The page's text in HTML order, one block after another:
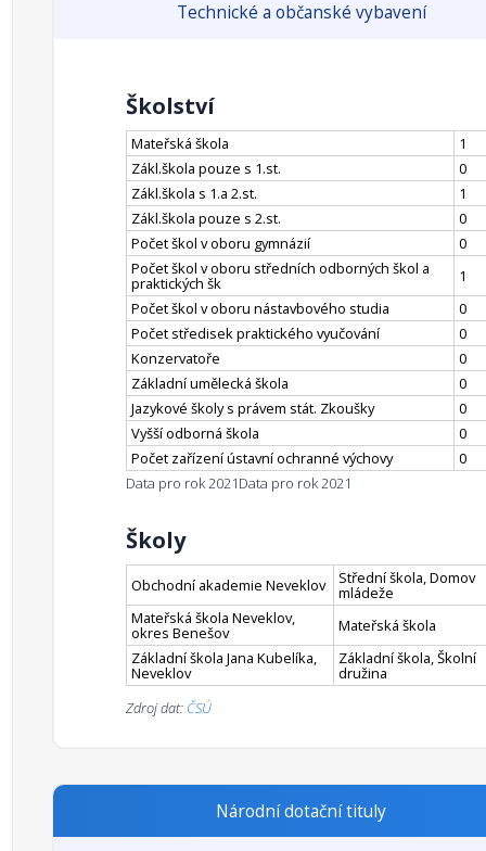
Technické a občanské vybavení
Školství
Mateřská škola
1
Zákl.škola pouze s 1.st.
0
Zákl.škola s 1.a 2.st.
1
Zákl.škola pouze s 2.st.
0
Počet škol v oboru gymnázií
0
Počet škol v oboru středních odborných škol a
praktických šk
1
Počet škol v oboru nástavbového studia
0
Počet středisek praktického vyučování
0
Konzervatoře
0
Základní umělecká škola
0
Jazykové školy s právem stát. Zkoušky
0
Vyšší odborná škola
0
Počet zařízení ústavní ochranné výchovy
0
Data pro rok 2021Data pro rok 2021
Školy
Obchodní akademie Neveklov Střední škola, Domov
mládeže
Mateřská škola Neveklov,
okres Benešov
Mateřská škola
Základní škola Jana Kubelíka,
Neveklov
Základní škola, Školní
družina
Zdroj dat: ČSÚ
Národní dotační tituly